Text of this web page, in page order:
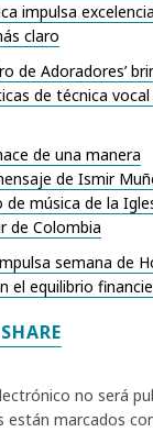
impulsa
claro
de Adoradores’
de técnica vocal
de una manera
de Ismir
música de la
de Colombia
semana de
el equilibrio
SHARE
no será
están marcados